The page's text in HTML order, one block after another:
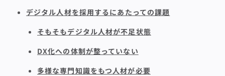
デジタル人材を採用するにあたっての課題
そもそもデジタル人材が不足状態
DX化への体制が整っていない
多様な専門知識をもつ人材が必要